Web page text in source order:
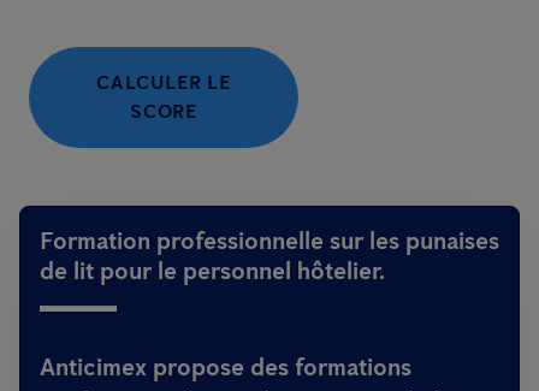
CALCULER LE
SCORE
Formation professionnelle sur les punaises
de lit pour le personnel hôtelier.
Anticimex propose des formations